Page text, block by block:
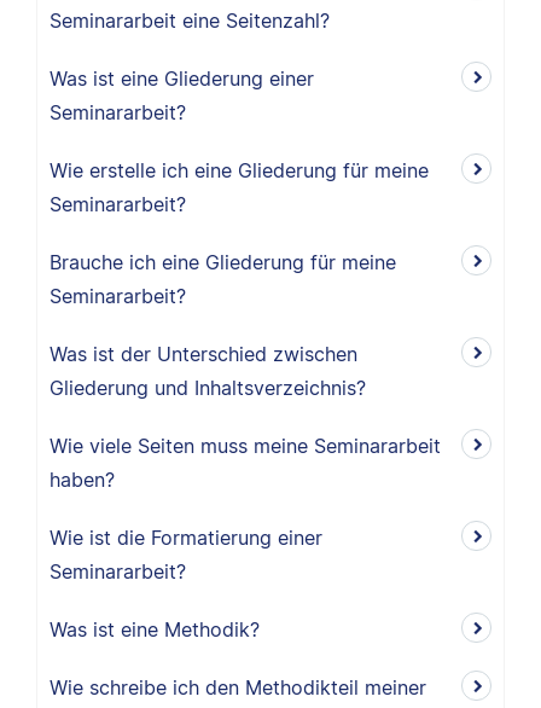
Seminararbeit eine Seitenzahl?
Was ist eine Gliederung einer
Seminararbeit?
Wie erstelle ich eine Gliederung für meine
Seminararbeit?
Brauche ich eine Gliederung für meine
Seminararbeit?
Was ist der Unterschied zwischen
Gliederung und Inhaltsverzeichnis?
Wie viele Seiten muss meine Seminararbeit
haben?
Wie ist die Formatierung einer
Seminararbeit?
Was ist eine Methodik?
Wie schreibe ich den Methodikteil meiner